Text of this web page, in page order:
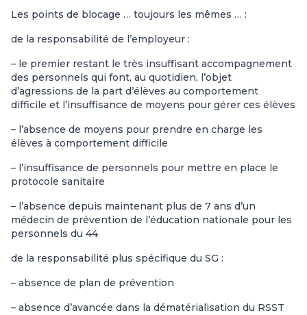
Les points de blocage … toujours les mêmes … :
de la responsabilité de l’employeur :
– le premier restant le très insuffisant accompagnement
des personnels qui font, au quotidien, l’objet
d’agressions de la part d’élèves au comportement
difficile et l’insuffisance de moyens pour gérer ces élèves
– l’absence de moyens pour prendre en charge les
élèves à comportement difficile
– l’insuffisance de personnels pour mettre en place le
protocole sanitaire
– l’absence depuis maintenant plus de 7 ans d’un
médecin de prévention de l’éducation nationale pour les
personnels du 44
de la responsabilité plus spécifique du SG :
– absence de plan de prévention
– absence d’avancée dans la dématérialisation du RSST